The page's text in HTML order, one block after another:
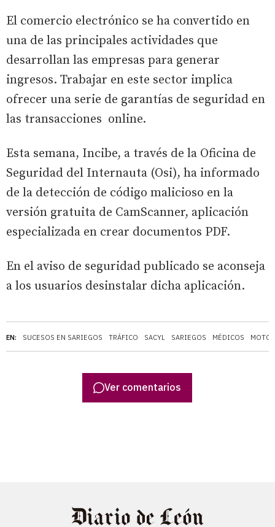
EN: SUCESOS EN SARIEGOS TRÁFICO SACYL SARIEGOS MÉDICOS MOTOS
El comercio electrónico se ha convertido en
una de las principales actividades que
desarrollan las empresas para generar
ingresos. Trabajar en este sector implica
ofrecer una serie de garantías de seguridad en
las transacciones online.
Esta semana, Incibe, a través de la Oficina de
Seguridad del Internauta (Osi), ha informado
de la detección de código malicioso en la
versión gratuita de CamScanner, aplicación
especializada en crear documentos PDF.
En el aviso de seguridad publicado se aconseja
a los usuarios desinstalar dicha aplicación.
Ver comentarios